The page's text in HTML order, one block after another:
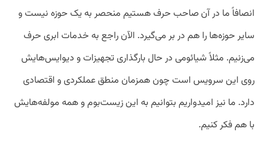
انصافاً ما در آن صاحب حرف هستیم منحصر به یک حوزه نیست و
سایر حوزه‌ها را هم در بر می‌گیرد. الآن راجع به خدمات ابری حرف
می‌زنیم. مثلاً شیائومی در حال بارگذاری تجهیزات و دیوایس‌هایش
روی این سرویس است چون همزمان منطق عملکردی و اقتصادی
دارد. ما نیز امیدواریم بتوانیم به این زیست‌بوم و همه مولفه‌هایش
با هم فکر کنیم.